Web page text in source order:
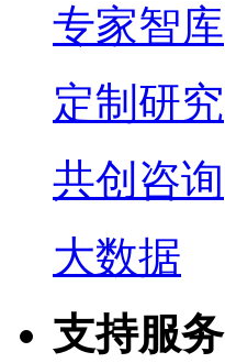
专家智库
定制研究
共创咨询
大数据
支持服务